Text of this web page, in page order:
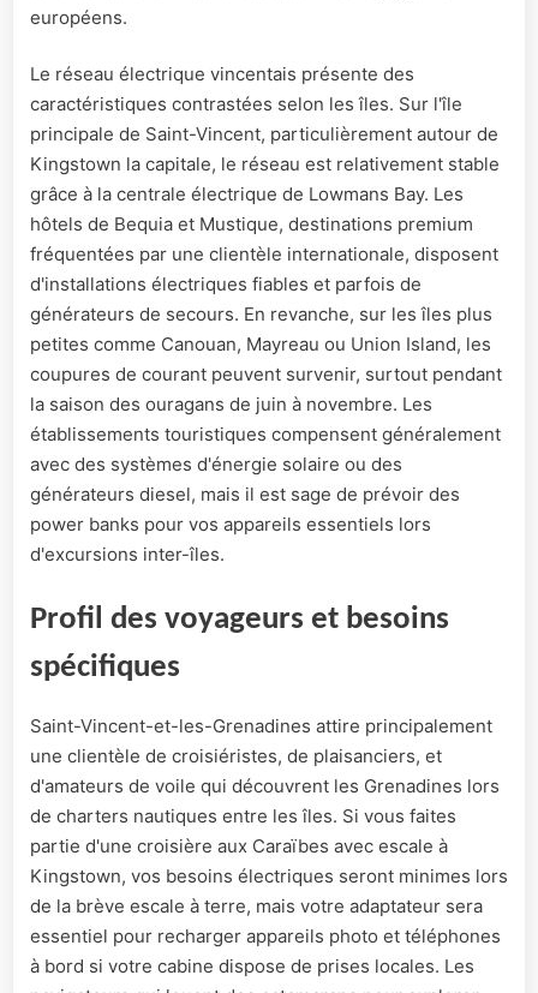
européens.
Le réseau électrique vincentais présente des
caractéristiques contrastées selon les îles. Sur l'île
principale de Saint-Vincent, particulièrement autour de
Kingstown la capitale, le réseau est relativement stable
grâce à la centrale électrique de Lowmans Bay. Les
hôtels de Bequia et Mustique, destinations premium
fréquentées par une clientèle internationale, disposent
d'installations électriques fiables et parfois de
générateurs de secours. En revanche, sur les îles plus
petites comme Canouan, Mayreau ou Union Island, les
coupures de courant peuvent survenir, surtout pendant
la saison des ouragans de juin à novembre. Les
établissements touristiques compensent généralement
avec des systèmes d'énergie solaire ou des
générateurs diesel, mais il est sage de prévoir des
power banks pour vos appareils essentiels lors
d'excursions inter-îles.
Profil des voyageurs et besoins
spécifiques
Saint-Vincent-et-les-Grenadines attire principalement
une clientèle de croisiéristes, de plaisanciers, et
d'amateurs de voile qui découvrent les Grenadines lors
de charters nautiques entre les îles. Si vous faites
partie d'une croisière aux Caraïbes avec escale à
Kingstown, vos besoins électriques seront minimes lors
de la brève escale à terre, mais votre adaptateur sera
essentiel pour recharger appareils photo et téléphones
à bord si votre cabine dispose de prises locales. Les